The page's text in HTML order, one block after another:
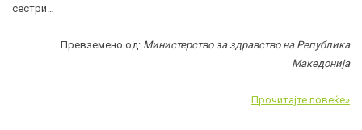
сестри…
Превземено од: Министерство за здравство на Република
Македонија
Прочитајте повеќе»